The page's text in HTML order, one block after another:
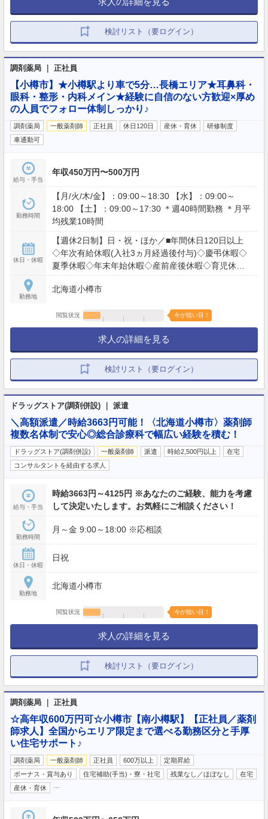
検討リスト（要ログイン）
調剤薬局 ｜ 正社員
【小樽市】★小樽駅より車で5分…長橋エリア★耳鼻科・
眼科・整形・内科メイン★経験に自信のない方歓迎×厚め
の人員でフォロー体制しっかり♪
調剤薬局 一般薬剤師 正社員 休日120日 産休・育休
研修制度
車通勤可
給与・手当
年収450万円〜500万円
勤務時間
【月/火/木/金】：09:00～18:30 【水】：09:00～
18:00 【土】：09:00～17:30 ＊週40時間勤務 ＊月平
均残業10時間
休日・休暇
【週休2日制】日・祝・ほか／■年間休日120日以上
◇年次有給休暇(入社3ヵ月経過後付与)◇慶弔休暇◇
夏季休暇◇年末年始休暇◇産前産後休暇◇育児休暇
勤務地
北海道小樽市
閲覧状況 今が狙い目！
求人の詳細を見る
検討リスト（要ログイン）
ドラッグストア(調剤併設) ｜ 派遣
＼高額派遣／時給3663円可能！〈北海道小樽市〉薬剤師
複数名体制で安心◎総合診療科で幅広い経験を積む！
ドラッグストア(調剤併設) 一般薬剤師 派遣 時給2,500円以上
在宅
コンサルタントを経由する求人
給与・手当
時給3663円～4125円 ※あなたのご経験、能力を考慮
して決定いたします。お気軽にご相談ください！
勤務時間
月～金 9:00～18:00 ※応相談
休日・休暇
日祝
勤務地
北海道小樽市
閲覧状況 今が狙い目！
求人の詳細を見る
検討リスト（要ログイン）
調剤薬局 ｜ 正社員
☆高年収600万円可☆小樽市【南小樽駅】【正社員／薬剤
師求人】全国からエリア限定まで選べる勤務区分と手厚
い住宅サポート♪
調剤薬局 一般薬剤師 正社員 600万以上
定期昇給
ボーナス・賞与あり
住宅補助(手当)・寮・社宅 残業なし／ほぼなし
在宅
産休・育休